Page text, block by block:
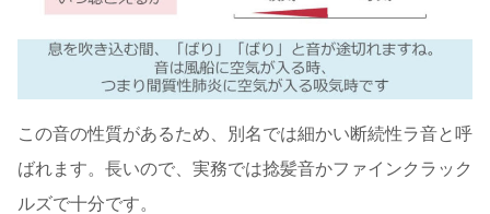
この音の性質があるため、別名では細かい断続性ラ音と呼
ばれます。長いので、実務では捻髪音かファインクラック
ルズで十分です。